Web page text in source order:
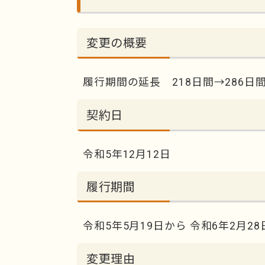
変更の概要
履行期間の延長 218日間→286日
契約日
令和5年12月12日
履行期間
令和5年5月19日から 令和6年2月
変更理由